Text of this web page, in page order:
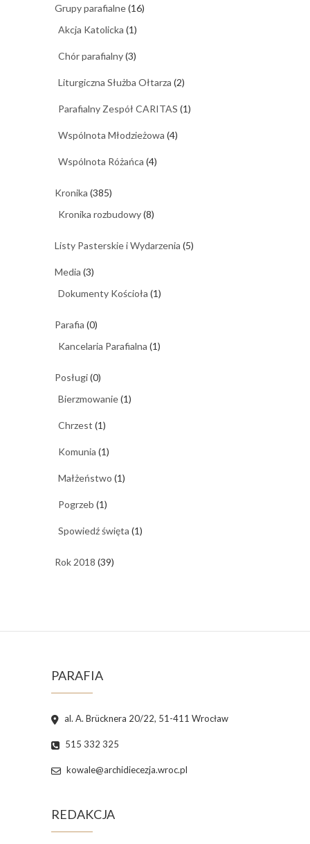
Grupy parafialne(16)
Akcja Katolicka (1)
Chór parafialny(3)
Liturgiczna Służba Ołtarza (2)
Parafialny Zespół CARITAS (1)
Wspólnota Młodzieżowa (4)
Wspólnota Różańca (4)
Kronika (385)
Kronika rozbudowy(8)
Listy Pasterskie i Wydarzenia (5)
Media (3)
Dokumenty Kościoła (1)
Parafia (0)
Kancelaria Parafialna (1)
Posługi(0)
Bierzmowanie(1)
Chrzest (1)
Komunia (1)
Małżeństwo (1)
Pogrzeb (1)
Spowiedź święta (1)
Rok 2018 (39)
PARAFIA
al. A. Brücknera 20/22, 51-411 Wrocław
515 332 325
kowale@archidiecezja.wroc.pl
REDAKCJA